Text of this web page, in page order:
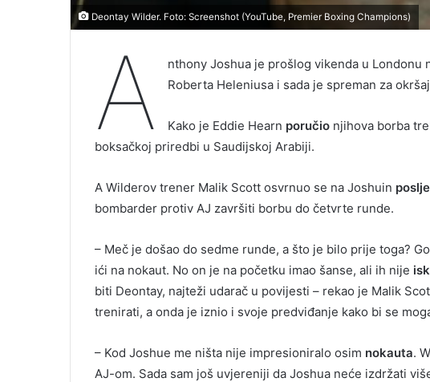
Deontay Wilder. Foto: Screenshot (YouTube, Premier Boxing Champions)
A nthony Joshua je prošlog vikenda u Londonu
Roberta Heleniusa i sada je spreman za
Kako je Eddie Hearn poručio njihova borba
boksačkoj priredbi u Saudijskoj Arabiji.
A Wilderov trener Malik Scott osvrnuo se na Joshuin
bombarder protiv AJ završiti borbu do četvrte runde.
– Meč je došao do sedme runde, a što je bilo prije toga?
ići na nokaut. No on je na početku imao šanse, ali ih nije
biti Deontay, najteži udarač u povijesti – rekao je Malik
trenirati, a onda je iznio i svoje predviđanje kako bi se
– Kod Joshue me ništa nije impresioniralo osim nokauta.
AJ-om. Sada sam još uvjereniji da Joshua neće izdržati